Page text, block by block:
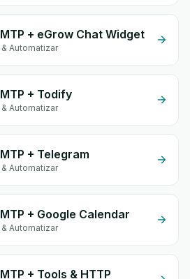
+ eGrow Chat Widget
Automatizar
+ Todify
Automatizar
+ Telegram
Automatizar
+ Google Calendar
Automatizar
+ Tools & HTTP